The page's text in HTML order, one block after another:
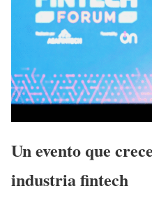
Un evento que
industria fintech